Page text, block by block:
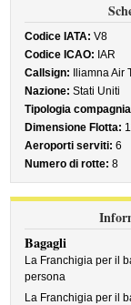
Codice IATA: V8
Codice ICAO: IAR
Callsign: Iliamna Air
Nazione: Stati Uniti
Tipologia
Dimensione Flotta:
Aeroporti serviti: 6
Numero di rotte: 8
Bagagli
La Franchigia per il
persona
La Franchigia per il